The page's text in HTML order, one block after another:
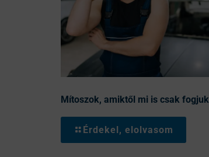
Mítoszok, amiktől mi is csak
Érdekel, elolvasom